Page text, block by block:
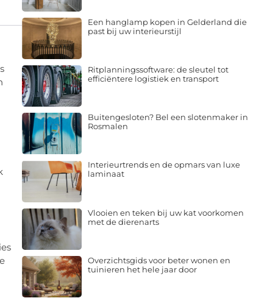
Een hanglamp kopen in Gelderland die
past bij uw interieurstijl
Ritplanningssoftware: de sleutel tot
efficiëntere logistiek en transport
Buitengesloten? Bel een slotenmaker in
Rosmalen
Interieurtrends en de opmars van luxe
laminaat
Vlooien en teken bij uw kat voorkomen
met de dierenarts
Overzichtsgids voor beter wonen en
tuinieren het hele jaar door